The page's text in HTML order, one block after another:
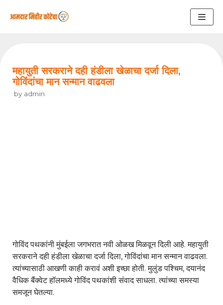
महायुती सरकराने दही हंडीला खेळाचा दर्जा दिला,
गोविंदांचा मान सन्मान वाढवला
by admin
गोविंद पथकांनी मुंबईला जगभरात नवी ओळख मिळवून दिली आहे. महायुती
सरकराने दही हंडीला खेळाचा दर्जा दिला, गोविंदांचा मान सन्मान वाढवला.
त्यांच्यासाठी आखणी काही करावं अशी इच्छा होती. मुलुंड पश्चिम, दयानंद
वैधिक बैंक्वेट हॉलमध्ये गोविंद पथकांशी संवाद साधला. त्यांच्या समस्या
समजून घेतल्या.